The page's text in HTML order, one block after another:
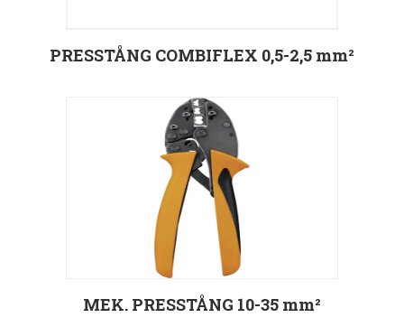
PRESSTÅNG COMBIFLEX 0,5-2,5 mm²
Välj alternativ
MEK. PRESSTÅNG 10-35 mm²